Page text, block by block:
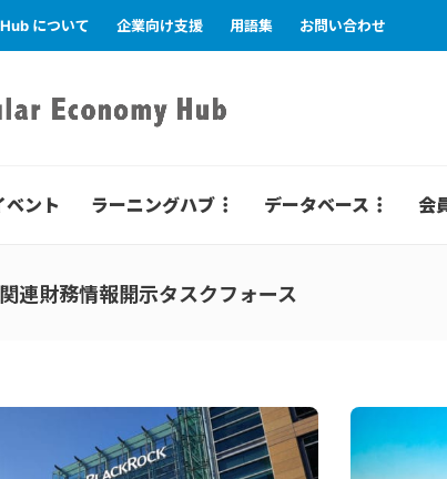
について 企業向け支援 用語集 お問い合わせ
ベント ラーニングハブ データベース 会
連財務情報開示タスクフォース